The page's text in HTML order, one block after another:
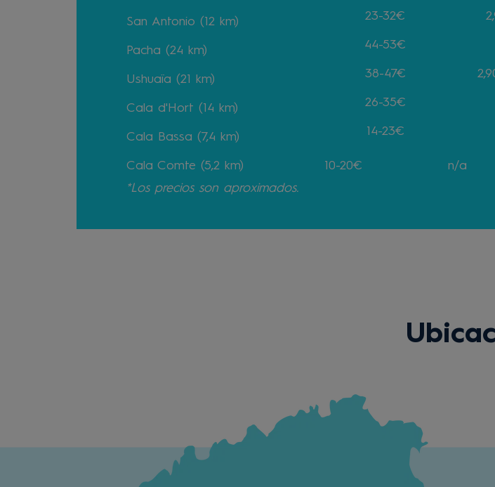
San Antonio (12 km) 23-32€
Pacha (24 km) 44-53€
Ushuaïa (21 km) 38-47€
Cala d'Hort (14 km) 26-35€
Cala Bassa (7,4 km) 14-23€
Cala Comte (5,2 km) 10-20€ n/a
*Los precios son aproximados.